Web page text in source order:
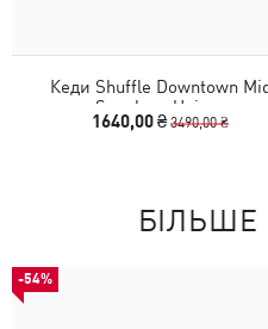
Кеди Shuffle Downtown
Sneakers Unisex
1640,00 ₴3490,00 ₴
БІЛЬШЕ
-54%